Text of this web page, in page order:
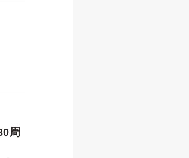
周